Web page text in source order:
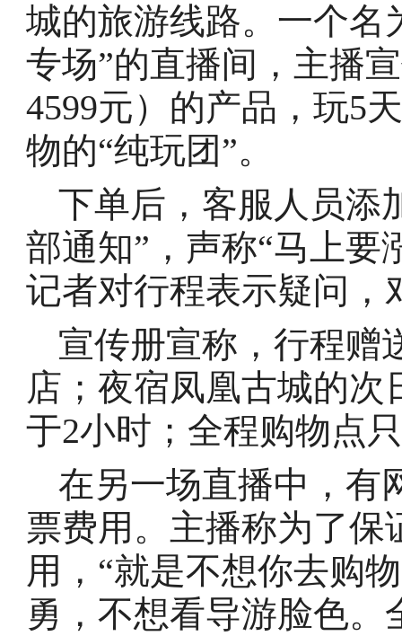
城的旅游线路。一个
专场”的直播间，主播
4599元）的产品，玩5
物的“纯玩团”。
下单后，客服人员添
部通知”，声称“马上要
记者对行程表示疑问，
宣传册宣称，行程赠
店；夜宿凤凰古城的
于2小时；全程购物点
在另一场直播中，有
票费用。主播称为了
用，“就是不想你去购
勇，不想看导游脸色